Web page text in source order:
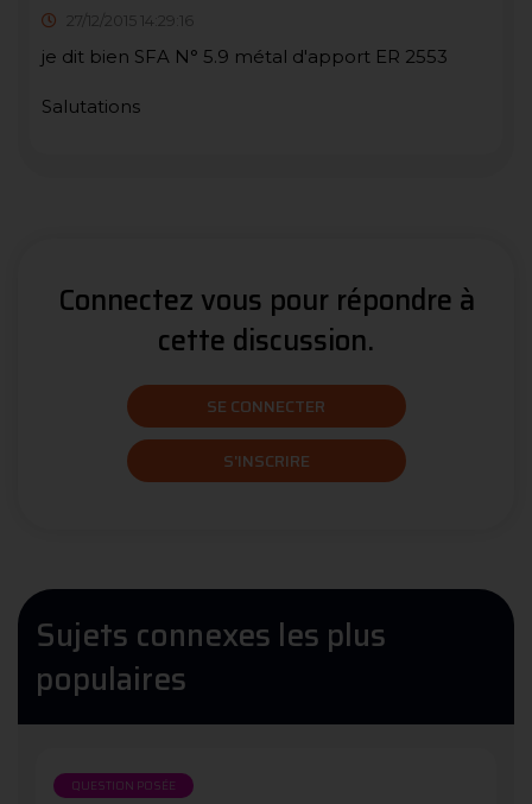
27/12/2015 14:29:16
je dit bien SFA N° 5.9 métal d'apport ER 2553
Salutations
Connectez vous pour répondre à
cette discussion.
SE CONNECTER
S'INSCRIRE
Sujets connexes les plus
populaires
QUESTION POSÉE